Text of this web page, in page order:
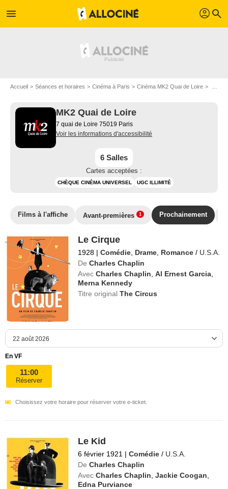
menu profil search
Accueil Séances et horaires Cinéma à Paris Cinéma MK2 Quai de Loire
MK2 Quai de Loire
7 quai de Loire 75019 Paris
Voir les informations d'accessibilité
6 Salles
Cartes acceptées :
CHÈQUE CINÉMA UNIVERSEL UGC ILLIMITÉ
Films à l'affiche Avant-premières 1 Prochainement
Le Cirque
1928 | Comédie Drame Romance / U.S.A.
De Charles Chaplin
Avec Charles Chaplin ,Al Ernest Garcia
Merna Kennedy
Titre originalThe Circus
En VF
11:00
Réserver
Choisissez votre horaire pour réserver votre e-ticket.
Le Kid
6 février 1921 | Comédie / U.S.A.
De Charles Chaplin
Avec Charles Chaplin ,Jackie Coogan
Edna Purviance